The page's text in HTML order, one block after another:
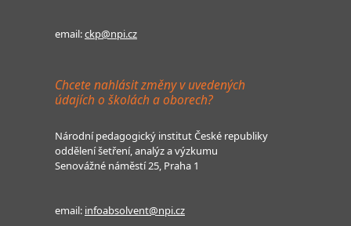
email:ckp@npi.cz
Chcete nahlásit změny v uvedených
údajích o školách a oborech?
Národní pedagogický institut České republiky
oddělení šetření, analýz a výzkumu
Senovážné náměstí 25, Praha 1
email: infoabsolvent@npi.cz